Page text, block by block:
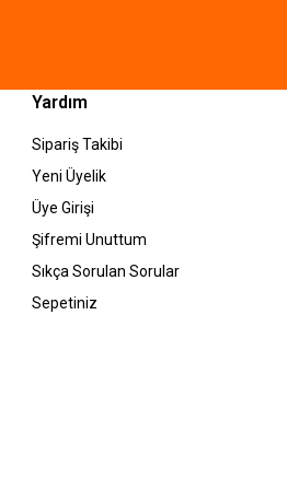
Yardım
Sipariş Takibi
Yeni Üyelik
Üye Girişi
Şifremi Unuttum
Sıkça Sorulan Sorular
Sepetiniz